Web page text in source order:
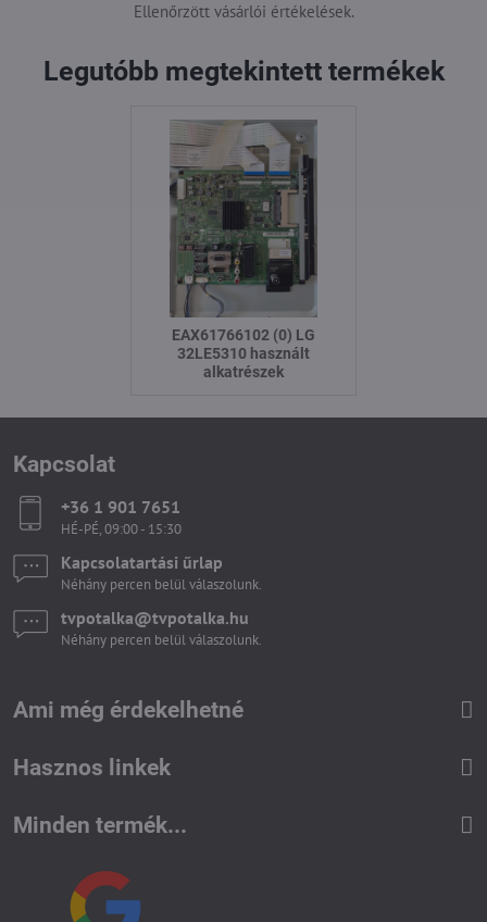
Ellenőrzött vásárlói értékelések.
Legutóbb megtekintett termékek
EAX61766102 (0) LG
32LE5310 használt
alkatrészek
Kapcsolat
+36 1 901 7651
HÉ-PÉ, 09:00 - 15:30
Kapcsolatartási űrlap
Néhány percen belül válaszolunk.
tvpotalka​@tvpotalka​.hu
Néhány percen belül válaszolunk.
Ami még érdekelhetné
Hasznos linkek
Minden termék...